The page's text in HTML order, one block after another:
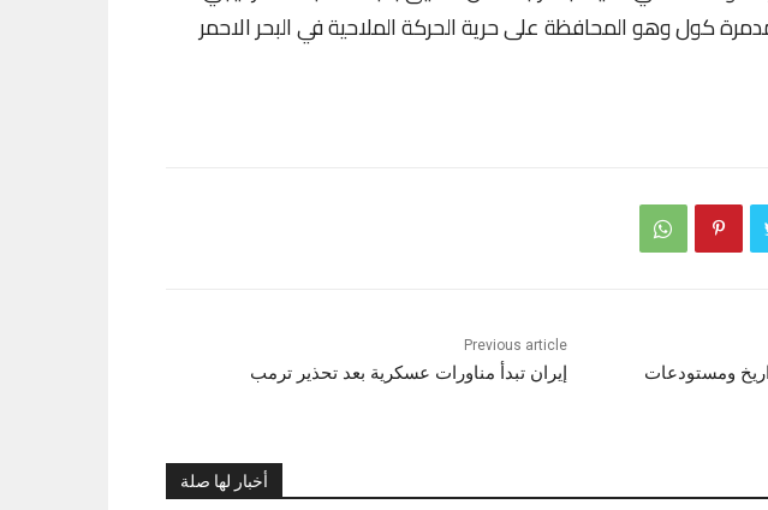
كول وهو المحافظة على حرية الحركة الملاحية في البحر الاحمر
Previous article
إيران تبدأ مناورات عسكرية بعد تحذير ترمب
ومستودعات
أخبار لها صلة